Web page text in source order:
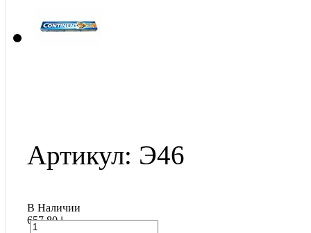
Артикул: Э46
В Наличии
657.80i